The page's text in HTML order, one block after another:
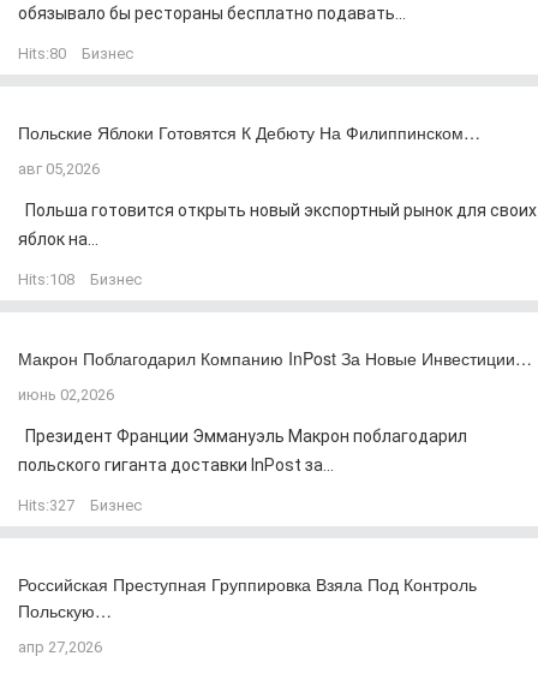
обязывало бы рестораны бесплатно подавать...
Hits:80 Бизнес
Польские Яблоки Готовятся К Дебюту На Филиппинском…
авг 05,2026
Польша готовится открыть новый экспортный рынок для своих
яблок на...
Hits:108 Бизнес
Макрон Поблагодарил Компанию InPost За Новые Инвестиции…
июнь 02,2026
Президент Франции Эммануэль Макрон поблагодарил
польского гиганта доставки InPost за...
Hits:327 Бизнес
Российская Преступная Группировка Взяла Под Контроль
Польскую…
апр 27,2026